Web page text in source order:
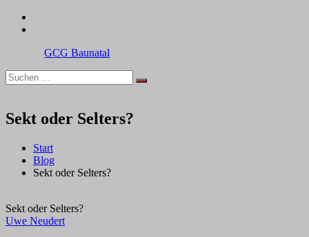
Zum
Inhalt
GCG
Suchen
nach:
Suchen
Sekt oder Selters?
Start
Blog
Sekt oder Selters?
Sekt oder Selters?
Uwe Neudert